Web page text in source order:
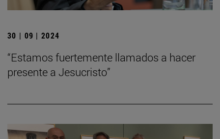
30 | 09 | 2024
“Estamos fuertemente llamados a hacer
presente a Jesucristo”